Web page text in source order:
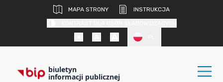
MAPA STRONY
INSTRUKCJA
biuletyn
informacji publicznej